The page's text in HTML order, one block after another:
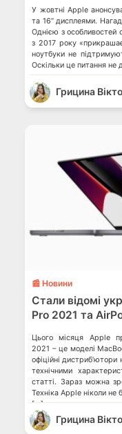
У жовтні Apple
та 16” дисплеями.
Однією з особливостей
з 2017 року
ноутбуки не
Оскільки це питання
Грицина
📰 Новини
Стали відомі
Pro 2021 та
Цього місяця Apple
2021 – це моделі
офіційні
технічними
статті. Зараз можна
Техніка Apple ніколи не
[…]
Грицина